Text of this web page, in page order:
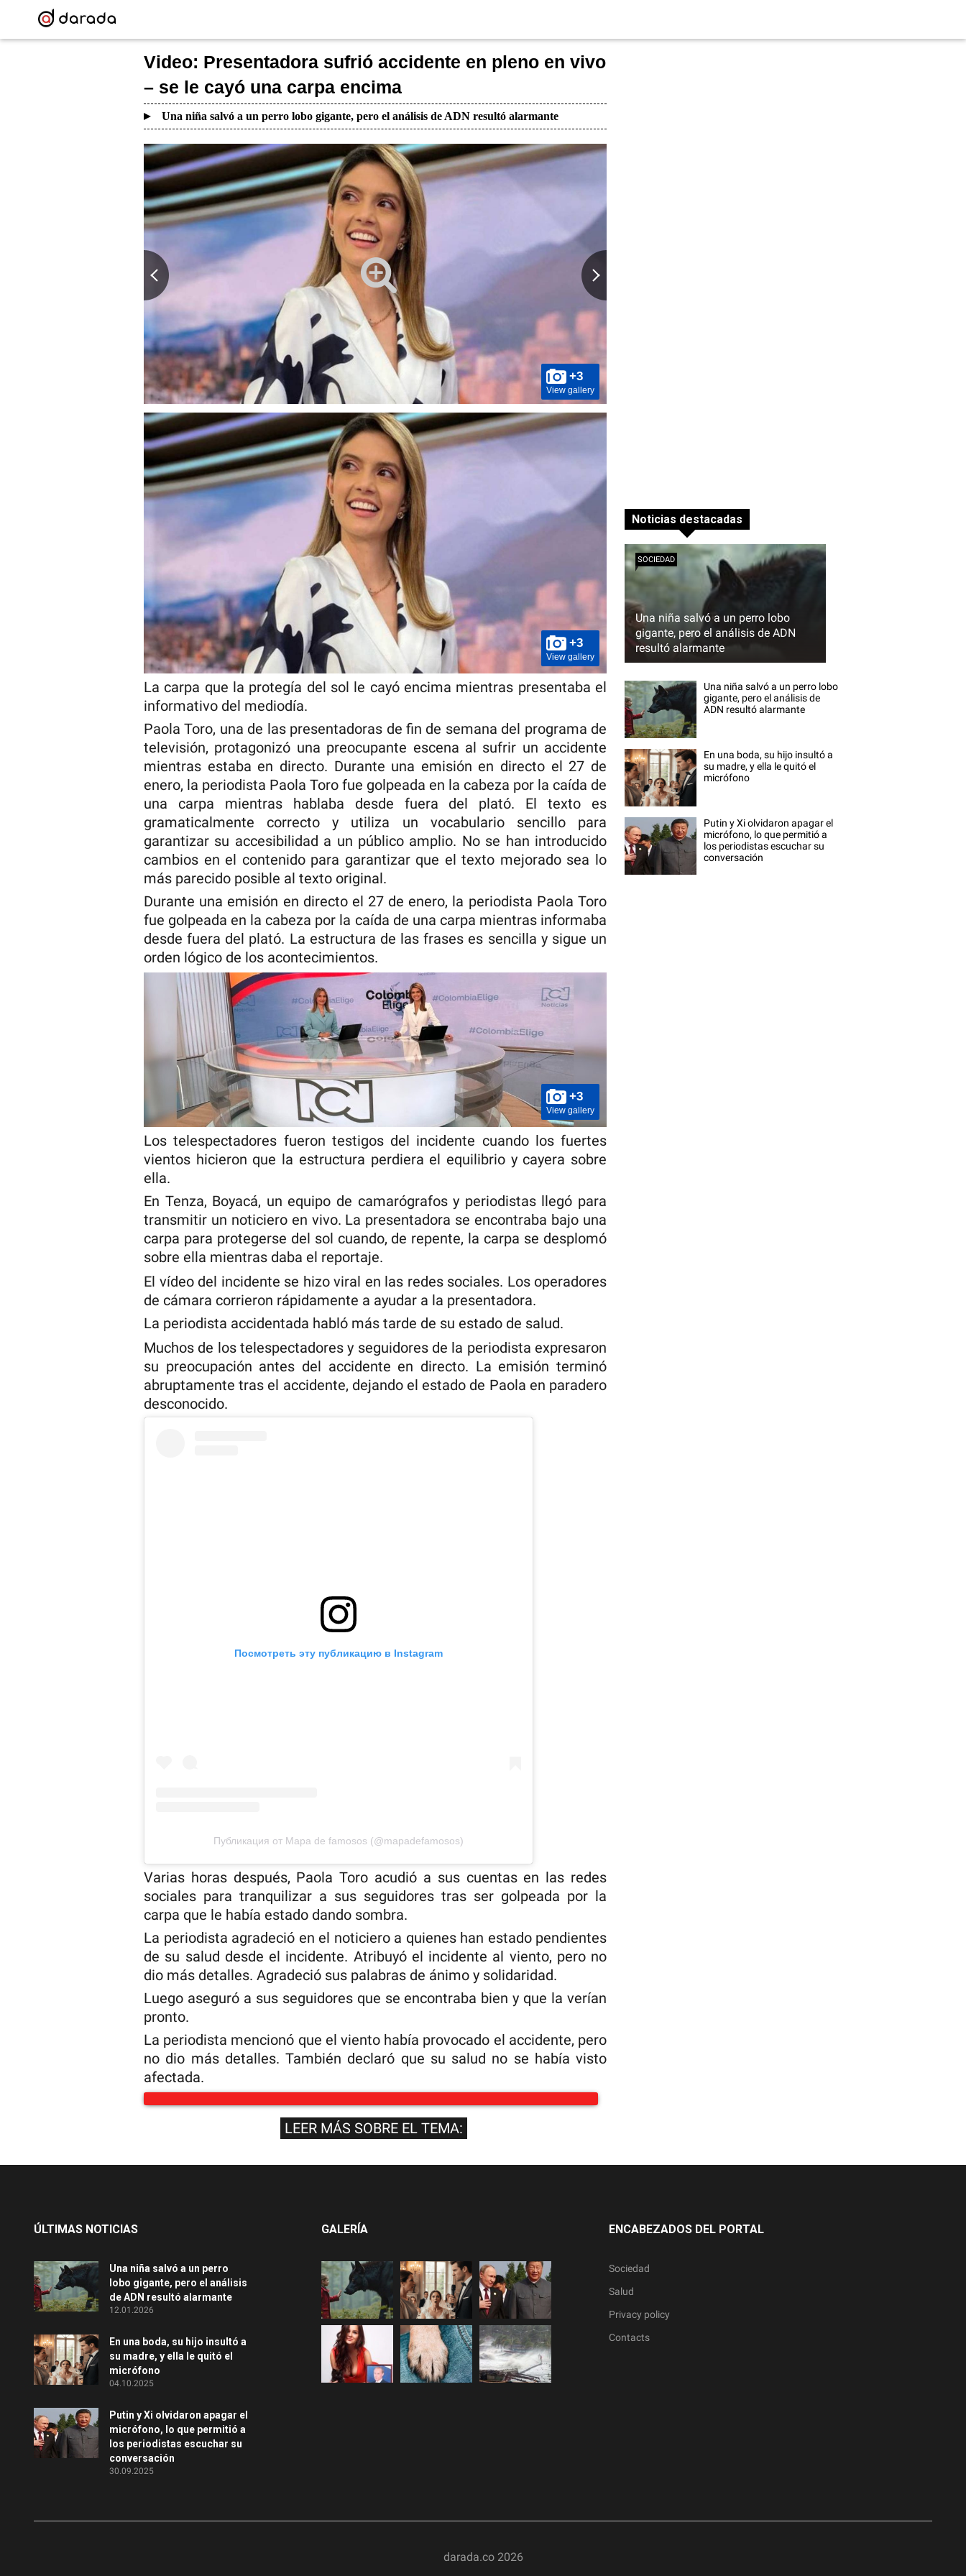
Video: Presentadora sufrió accidente en pleno en vivo
– se le cayó una carpa encima
Una niña salvó a un perro lobo gigante, pero el análisis de ADN resultó alarmante
+3
View gallery
+3
View gallery
La carpa que la protegía del sol le cayó encima mientras presentaba el
informativo del mediodía.
Paola Toro, una de las presentadoras de fin de semana del programa de
televisión, protagonizó una preocupante escena al sufrir un accidente
mientras estaba en directo. Durante una emisión en directo el 27 de
enero, la periodista Paola Toro fue golpeada en la cabeza por la caída de
una carpa mientras hablaba desde fuera del plató. El texto es
gramaticalmente correcto y utiliza un vocabulario sencillo para
garantizar su accesibilidad a un público amplio. No se han introducido
cambios en el contenido para garantizar que el texto mejorado sea lo
más parecido posible al texto original.
Durante una emisión en directo el 27 de enero, la periodista Paola Toro
fue golpeada en la cabeza por la caída de una carpa mientras informaba
desde fuera del plató. La estructura de las frases es sencilla y sigue un
orden lógico de los acontecimientos.
+3
View gallery
Los telespectadores fueron testigos del incidente cuando los fuertes
vientos hicieron que la estructura perdiera el equilibrio y cayera sobre
ella.
En Tenza, Boyacá, un equipo de camarógrafos y periodistas llegó para
transmitir un noticiero en vivo. La presentadora se encontraba bajo una
carpa para protegerse del sol cuando, de repente, la carpa se desplomó
sobre ella mientras daba el reportaje.
El vídeo del incidente se hizo viral en las redes sociales. Los operadores
de cámara corrieron rápidamente a ayudar a la presentadora.
La periodista accidentada habló más tarde de su estado de salud.
Muchos de los telespectadores y seguidores de la periodista expresaron
su preocupación antes del accidente en directo. La emisión terminó
abruptamente tras el accidente, dejando el estado de Paola en paradero
desconocido.
Посмотреть эту публикацию в Instagram
Публикация от Mapa de famosos (@mapadefamosos)
Varias horas después, Paola Toro acudió a sus cuentas en las redes
sociales para tranquilizar a sus seguidores tras ser golpeada por la
carpa que le había estado dando sombra.
La periodista agradeció en el noticiero a quienes han estado pendientes
de su salud desde el incidente. Atribuyó el incidente al viento, pero no
dio más detalles. Agradeció sus palabras de ánimo y solidaridad.
Luego aseguró a sus seguidores que se encontraba bien y que la verían
pronto.
La periodista mencionó que el viento había provocado el accidente, pero
no dio más detalles. También declaró que su salud no se había visto
afectada.
LEER MÁS SOBRE EL TEMA:
Noticias destacadas
Una niña salvó a un perro lobo
gigante, pero el análisis de ADN
resultó alarmante
SOCIEDAD
Una niña salvó a un perro lobo
gigante, pero el análisis de
ADN resultó alarmante
En una boda, su hijo insultó a
su madre, y ella le quitó el
micrófono
Putin y Xi olvidaron apagar el
micrófono, lo que permitió a
los periodistas escuchar su
conversación
ÚLTIMAS NOTICIAS
Una niña salvó a un perro
lobo gigante, pero el análisis
de ADN resultó alarmante
12.01.2026
En una boda, su hijo insultó a
su madre, y ella le quitó el
micrófono
04.10.2025
Putin y Xi olvidaron apagar el
micrófono, lo que permitió a
los periodistas escuchar su
conversación
30.09.2025
GALERÍA ENCABEZADOS DEL PORTAL
Sociedad
Salud
Privacy policy
Contacts
darada.co 2026